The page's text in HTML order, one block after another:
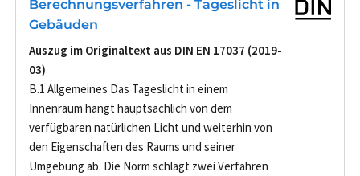
Berechnungsverfahren - Tageslicht in
Gebäuden
Auszug im Originaltext aus DIN EN 17037 (2019-
03)
B.1 Allgemeines Das Tageslicht in einem
Innenraum hängt hauptsächlich von dem
verfügbaren natürlichen Licht und weiterhin von
den Eigenschaften des Raums und seiner
Umgebung ab. Die Norm schlägt zwei Verfahren